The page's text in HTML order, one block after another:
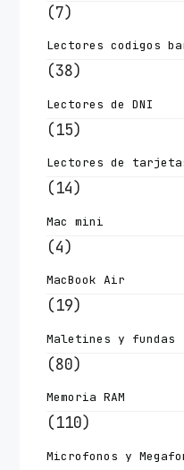
(7)
Lectores codigos
(38)
Lectores de DNI
(15)
Lectores de
(14)
Mac mini
(4)
MacBook Air
(19)
Maletines y fundas
(80)
Memoria RAM
(110)
Microfonos y